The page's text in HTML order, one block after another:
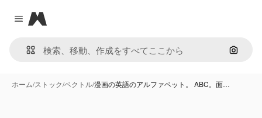
Close menu
Magnific
画像で
ホーム/ストック/ベクトル/漫画の英語のアルファベット。 ABC。面…